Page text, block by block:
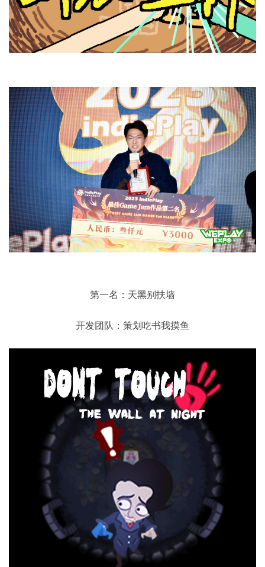
第一名：天黑别扶墙
开发团队：策划吃书我摸鱼